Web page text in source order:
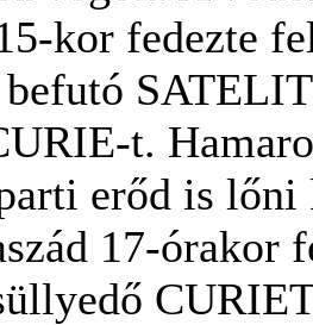
kor fedezte
befutó
t.
erőd is lőni
17-órakor